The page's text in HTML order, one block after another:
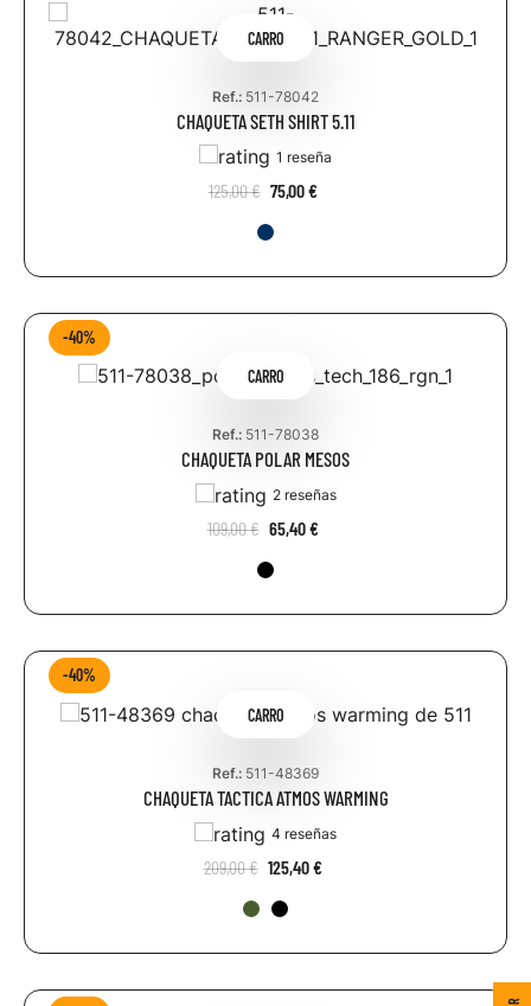
CARRO
Ref.: 511-78042
CHAQUETA SETH SHIRT 5.11
1 reseña
125,00 € 75,00 €
-40%
CARRO
Ref.: 511-78038
CHAQUETA POLAR MESOS
2 reseñas
109,00 € 65,40 €
-40%
CARRO
Ref.: 511-48369
CHAQUETA TACTICA ATMOS WARMING
4 reseñas
209,00 € 125,40 €